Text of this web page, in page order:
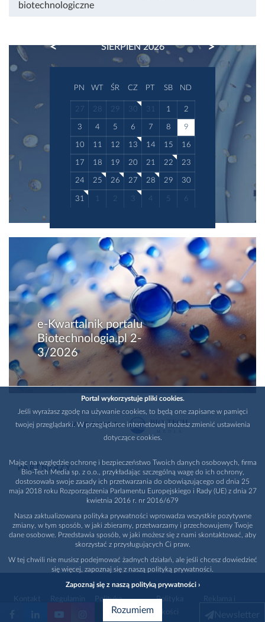
biotechnologiczne
SIERPIEŃ 2026
PREVIOUS NEXT
PN WT ŚR CZ PT SB ND
27 28 29 30 31 1 2
3 4 5 6 7 8 9
10 11 12 13 14 15 16
17 18 19 20 21 22 23
24 25 26 27 28 29 30
31 1 2 3 4 5 6
e-Kwartalnik portalu
Biotechnologia.pl 2-
3/2026
WYDAWCA
PARTNERZY
Polityka
prywatności
Polityka
promocja
Portal wykorzystuje pliki cookies.
Jeśli wyrażasz zgodę na używanie cookies, to będą one zapisane w pamięci
twojej przeglądarki. W przeglądarce internetowej możesz zmienić ustawienia
dotyczące cookies.
Mając na względzie ochronę i bezpieczeństwo Twoich danych osobowych, firma
Bio-Tech Media sp. z o.o., przykładając szczególną wagę do ich ochrony,
dostosowała swoje zasady ich przetwarzania do obowiązującego od dnia 25
maja 2018 roku Rozporządzenia Parlamentu Europejskiego i Rady (UE) z dnia 27
kwietnia 2016 r. nr 2016/679
Nasza zaktualizowana polityka prywatności wprowadza wszystkie pozytywne
zmiany, w tym sposób, w jaki zbieramy, przetwarzamy i przechowujemy Twoje
dane osobowe. Przedstawia sposób, w jaki możesz się z nami skontaktować, aby
skorzystać z przysługujących Ci praw.
W tej chwili nie musisz podejmować żadnych działań, ale jeśli chcesz dowiedzieć
się więcej, zapoznaj się z naszą polityką prywatności.
Zapoznaj się z naszą polityką prywatności ›
Rozumiem Newsletter